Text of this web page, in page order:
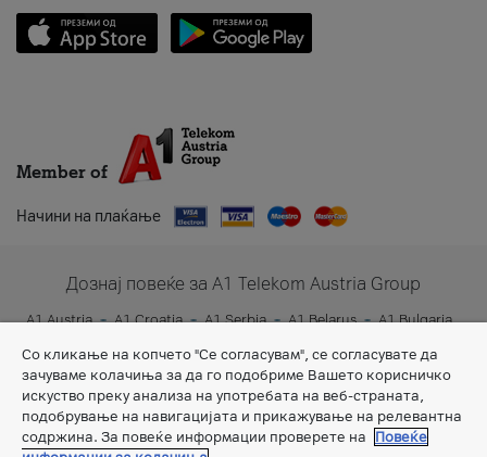
Member of
Начини на плаќање
Дознај повеќе за A1 Telekom Austria Group
A1 Austria A1 Croatia A1 Serbia A1 Belarus
A1 Bulgaria
Со кликање на копчето "Се согласувам", се согласувате да
зачуваме колачиња за да го подобриме Вашето корисничко
искуство преку анализа на употребата на веб-страната,
подобрување на навигацијата и прикажување на релевантна
содржина. За повеќе информации проверете на
Повеќе